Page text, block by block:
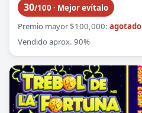
30/100 · Mejor evítalo
Premio mayor $100,000: agotado
Vendido aprox. 90%